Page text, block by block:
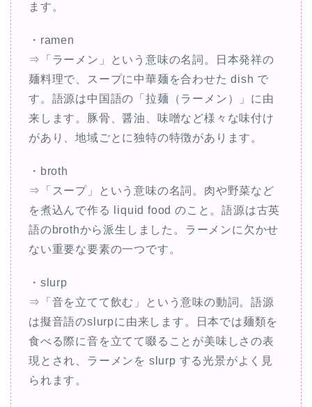
ます。
・ramen
⇒「ラーメン」という意味の名詞。日本発祥の
麺料理で、スープに中華麺を合わせた dish で
す。語源は中国語の「拉麺（ラーメン）」に由
来します。豚骨、醤油、味噌など様々な味付け
があり、地域ごとに独特の特徴があります。
・broth
⇒「スープ」という意味の名詞。肉や野菜など
を煮込んで作る liquid food のこと。語源は古英
語のbrothから派生しました。ラーメンに欠かせ
ない重要な要素の一つです。
・slurp
⇒「音を立てて飲む」という意味の動詞。語源
は擬音語のslurpに由来します。日本では麺類を
食べる際に音を立てて啜ることが美味しさの表
現とされ、ラーメンを slurp する光景がよく見
られます。